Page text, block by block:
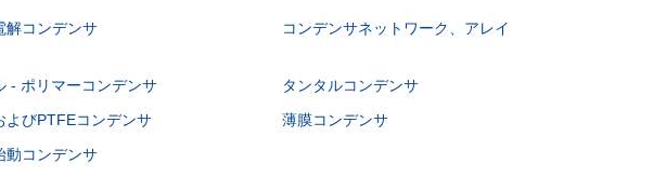
解コンデンサ コンデンサネットワーク、アレイ
- ポリマーコンデンサ
タンタルコンデンサ
よびPTFEコンデンサ
薄膜コンデンサ
動コンデンサ